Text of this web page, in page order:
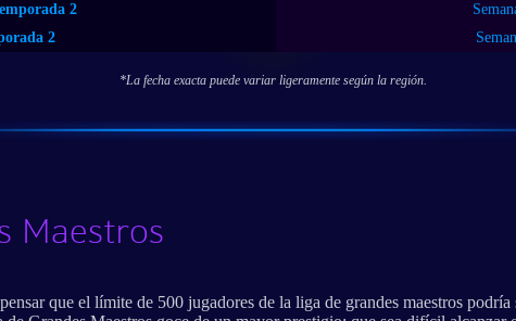
2
2
*La fecha exacta puede variar ligeramente según la región.
Maestros
que el límite de 500 jugadores de la liga de grandes maestros